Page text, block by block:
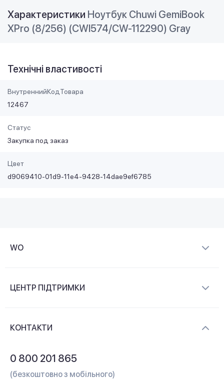
Характеристики Ноутбук Chuwi GemiBook
XPro (8/256) (CWI574/CW-112290) Gray
Технічні властивості
ВнутреннийКодТовара
12467
Статус
Закупка под заказ
Цвет
d9069410-01d9-11e4-9428-14dae9ef6785
WO
Контакти
ЦЕНТР ПІДТРИМКИ
КОНТАКТИ
0 800 201 865
(безкоштовно з мобільного)